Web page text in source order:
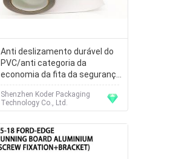
Anti deslizamento durável do
PVC/anti categoria da
economia da fita da segurança
do deslizamento para passos
de escada
Shenzhen Koder Packaging
Technology Co., Ltd.